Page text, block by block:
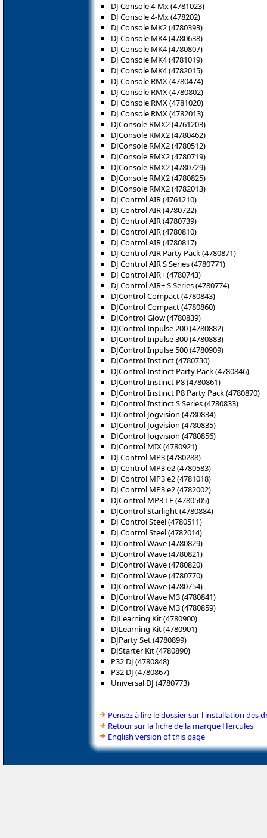
DJ Console 4-Mx (4781023)
DJ Console 4-Mx (478202)
DJ Console MK2 (4780393)
DJ Console MK4 (4780638)
DJ Console MK4 (4780807)
DJ Console MK4 (4781019)
DJ Console MK4 (4782015)
DJ Console RMX (4780474)
DJ Console RMX (4780802)
DJ Console RMX (4781020)
DJ Console RMX (4782013)
DJConsole RMX2 (4761203)
DJConsole RMX2 (4780462)
DJConsole RMX2 (4780512)
DJConsole RMX2 (4780719)
DJConsole RMX2 (4780729)
DJConsole RMX2 (4780825)
DJConsole RMX2 (4782013)
DJ Control AIR (4761210)
DJ Control AIR (4780722)
DJ Control AIR (4780739)
DJ Control AIR (4780810)
DJ Control AIR (4780817)
DJ Control AIR Party Pack (4780871)
DJ Control AIR S Series (4780771)
DJ Control AIR+ (4780743)
DJ Control AIR+ S Series (4780774)
DJControl Compact (4780843)
DJControl Compact (4780860)
DJControl Glow (4780839)
DJControl Inpulse 200 (4780882)
DJControl Inpulse 300 (4780883)
DJControl Inpulse 500 (4780909)
DJControl Instinct (4780730)
DJControl Instinct Party Pack (4780846)
DJControl Instinct P8 (‎4780861)
DJControl Instinct P8 Party Pack (4780870)
DJControl Instinct S Series (4780833)
DJControl Jogvision (4780834)
DJControl Jogvision (4780835)
DJControl Jogvision (4780856)
DJControl MIX (4780921)
DJ Control MP3 (4780288)
DJ Control MP3 e2 (4780583)
DJ Control MP3 e2 (4781018)
DJ Control MP3 e2 (4782002)
DJControl MP3 LE (4780505)
DJControl Starlight (4780884)
DJ Control Steel (4780511)
DJ Control Steel (4782014)
DJControl Wave (4780829)
DJControl Wave (4780821)
DJControl Wave (4780820)
DJControl Wave (4780770)
DJControl Wave (4780754)
DJControl Wave M3 (4780841)
DJControl Wave M3 (4780859)
DJLearning Kit (4780900)
DJLearning Kit (4780901)
DJParty Set (4780899)
DJStarter Kit (4780890)
P32 DJ (4780848)
P32 DJ (4780867)
Universal DJ (4780773)
Pensez à lire le dossier sur l'installation des
Retour sur la fiche de la marque Hercules
English version of this page